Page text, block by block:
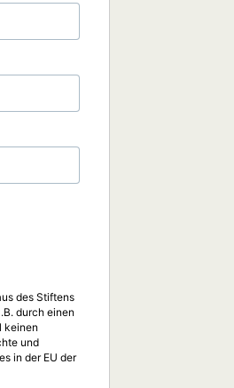
des Stiftens
durch einen
keinen
und
in der EU der